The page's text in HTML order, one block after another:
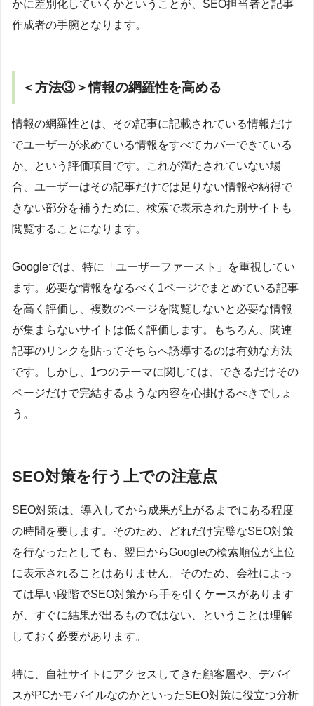
かに差別化していくかということが、SEO担当者と記事
作成者の手腕となります。
＜方法③＞情報の網羅性を高める
情報の網羅性とは、その記事に記載されている情報だけ
でユーザーが求めている情報をすべてカバーできている
か、という評価項目です。これが満たされていない場
合、ユーザーはその記事だけでは足りない情報や納得で
きない部分を補うために、検索で表示された別サイトも
閲覧することになります。
Googleでは、特に「ユーザーファースト」を重視してい
ます。必要な情報をなるべく1ページでまとめている記事
を高く評価し、複数のページを閲覧しないと必要な情報
が集まらないサイトは低く評価します。もちろん、関連
記事のリンクを貼ってそちらへ誘導するのは有効な方法
です。しかし、1つのテーマに関しては、できるだけその
ページだけで完結するような内容を心掛けるべきでしょ
う。
SEO対策を行う上での注意点
SEO対策は、導入してから成果が上がるまでにある程度
の時間を要します。そのため、どれだけ完璧なSEO対策
を行なったとしても、翌日からGoogleの検索順位が上位
に表示されることはありません。そのため、会社によっ
ては早い段階でSEO対策から手を引くケースがあります
が、すぐに結果が出るものではない、ということは理解
しておく必要があります。
特に、自社サイトにアクセスしてきた顧客層や、デバイ
スがPCかモバイルなのかといったSEO対策に役立つ分析